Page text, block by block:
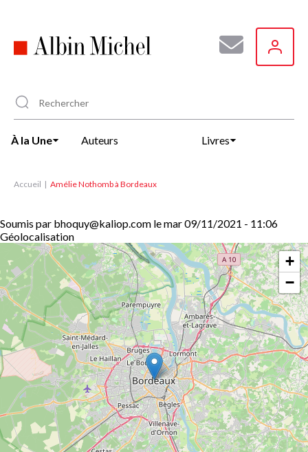
principal
À la Une Auteurs Livres
Accueil Amélie Nothomb à Bordeaux
Soumis par bhoquy@kaliop.com lemar 09/11/2021 - 11:06
Géolocalisation
+
−